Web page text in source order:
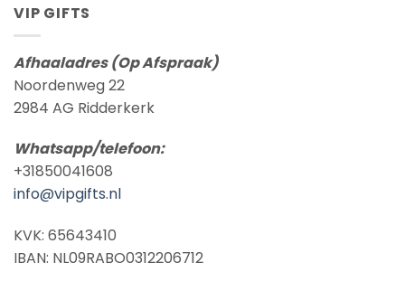
VIP GIFTS
Afhaaladres (Op Afspraak)
Noordenweg 22
2984 AG Ridderkerk
Whatsapp/telefoon:
+31850041608
info@vipgifts.nl
KVK: 65643410
IBAN: NL09RABO0312206712